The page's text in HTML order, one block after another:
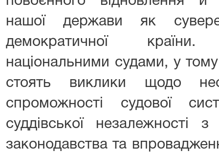
нашої держави як
демократичної
національними судами, у
стоять виклики щодо
спроможності судової
суддівської незалежності
законодавства та